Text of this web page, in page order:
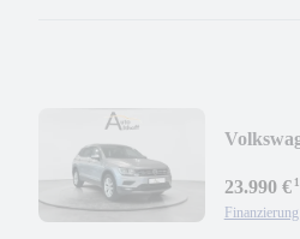
23.990 €¹